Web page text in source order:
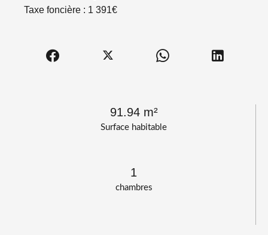
Surface habitable
91.94 m²
chambres
1
Taxe foncière : 1 391€